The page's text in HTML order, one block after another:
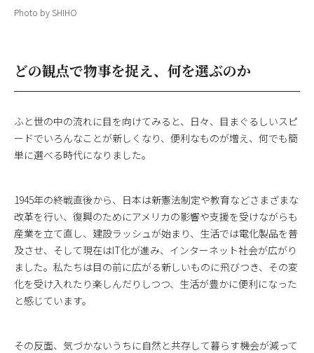
Photo by SHIHO
どの観点で物事を捉え、何を選ぶのか
ふと世の中の流れに目を向けてみると、日々、目まぐるしいスピ
ードでいろんなことが新しくなり、便利なものが増え、何でも簡
単に選べる時代になりました。
1945年の終戦直後から、日本は新憲法制定や教育などさまざまな
改革を行い、復興のためにアメリカの影響や支援を受けながらも
産業を立て直し、建設ラッシュが始まり、生活では電化製品を普
及させ、そして現在はIT化が進み、インターネット社会が広がり
ました。私たちは目の前に広がる新しいものに飛びつき、その変
化を受け入れたり楽しんだりしつつ、生活が豊かに便利になった
と感じています。
その反面、気づかないうちに自然と共存して暮らす機会が減って